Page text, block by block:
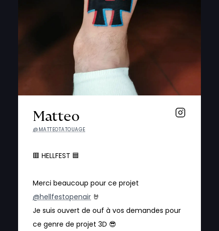
Matteo
@MATTEOTATOUAGE
🟥 HELLFEST 🟦
Merci beaucoup pour ce projet
@hellfestopenair 🤘
Je suis ouvert de ouf à vos demandes pour
ce genre de projet 3D 😎